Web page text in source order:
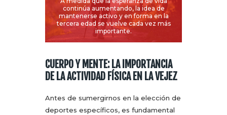
continúa aumentando, la idea de
mantenerse activo y en forma en la
tercera edad se vuelve cada vez más
importante.
CUERPO Y MENTE: LA IMPORTANCIA
DE LA ACTIVIDAD FÍSICA EN LA VEJEZ
Antes de sumergirnos en la elección de
deportes específicos, es fundamental